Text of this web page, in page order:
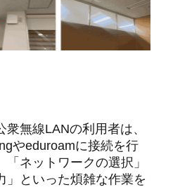
無線LANの利用者は、
やeduroamに接続を行
ネットワークの選択」
」といった煩雑な作業を